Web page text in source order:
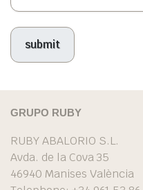
GRUPO RUBY
RUBY ABALORIO S.L.
Avda. de la Cova 35
46940 Manises València